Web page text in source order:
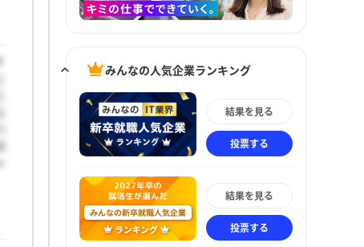
みんなの人気企業ランキング
結果を見る
投票する
結果を見る
投票する